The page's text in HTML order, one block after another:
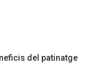
del patinatge